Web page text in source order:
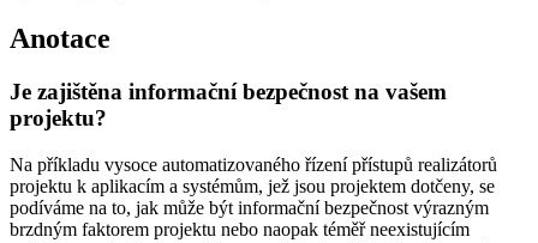
Anotace
Je zajištěna informační bezpečnost na vašem
projektu?
Na příkladu vysoce automatizovaného řízení přístupů realizátorů
projektu k aplikacím a systémům, jež jsou projektem dotčeny, se
podíváme na to, jak může být informační bezpečnost výrazným
brzdným faktorem projektu nebo naopak téměř neexistujícím